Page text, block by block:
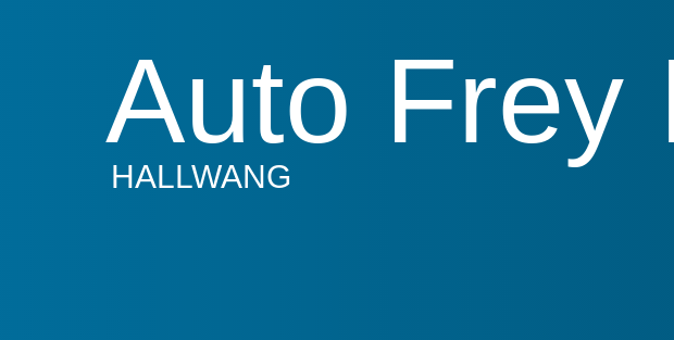
Auto Frey
HALLWANG